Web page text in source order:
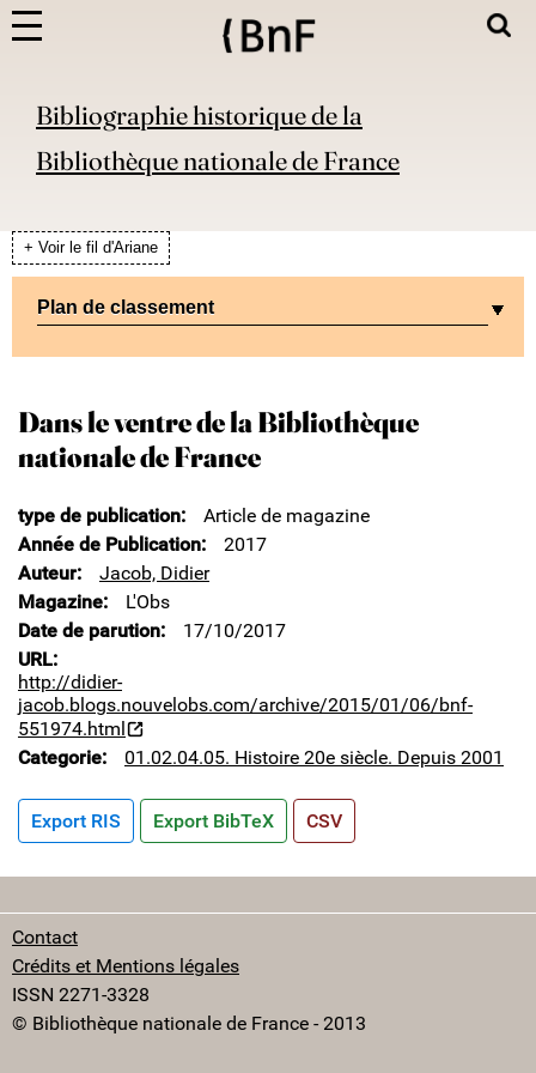
Bibliographie historique de la
Bibliothèque nationale de France
+ Voir le fil d'Ariane
Plan de classement
Dans le ventre de la Bibliothèque
nationale de France
type de publication
Article de magazine
Année de Publication
2017
Auteur
Jacob, Didier
Magazine
L'Obs
Date de parution
17/10/2017
URL
http://didier-
jacob.blogs.nouvelobs.com/archive/2015/01/06/bnf-
551974.html
Categorie
01.02.04.05. Histoire 20e siècle. Depuis 2001
Export RIS Export BibTeX CSV
Contact
Crédits et Mentions légales
ISSN 2271-3328
© Bibliothèque nationale de France - 2013